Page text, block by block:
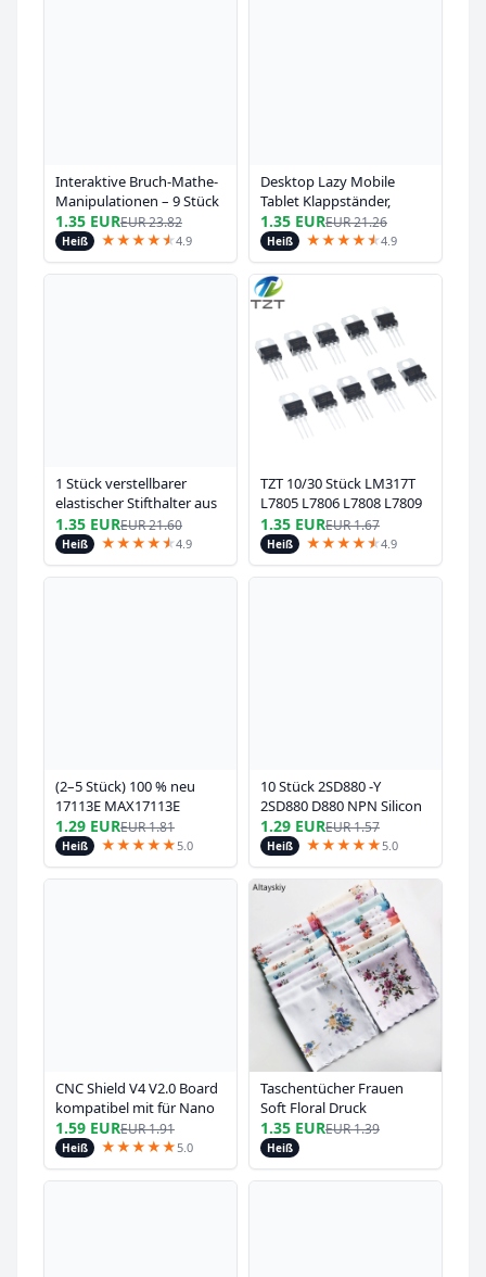
Interaktive Bruch-Mathe-
Manipulationen – 9 Stück
EVA-Score Additions- und
Subtraktionsberechnungsdemo
für Studenten STEM-
Bildung
1.35 EUREUR23.82
Heiß ★★★★★
★4.9
Desktop Lazy Mobile
Tablet Klappständer,
tragbarer und
verstellbarer mobiler
Tablet-Ständer
1.35 EUREUR21.26
Heiß ★★★★★
★4.9
1 Stück verstellbarer
elastischer Stifthalter aus
Leder, Stifttasche für
Planer, Stifthalter für
Notizbuch, Notizbuch-
Stifthalter
1.35 EUREUR21.60
Heiß ★★★★★
★4.9
TZT 10/30 Stück LM317T
L7805 L7806 L7808 L7809
L7910 L7812 L7815 L7818
L7824 L7915 L7805CV
1.35 EUREUR1.67
Heiß ★★★★★
★4.9
(2–5 Stück) 100 % neu
17113E MAX17113E
MAX17113ETL QFN40
1.29 EUREUR1.81
Heiß ★★★★★ 5.0
10 Stück 2SD880 -Y
2SD880 D880 NPN Silicon
Power
1.29 EUREUR1.57
Heiß ★★★★★ 5.0
CNC Shield V4 V2.0 Board
kompatibel mit für Nano
1.59 EUREUR1.91
Heiß ★★★★★ 5.0
Taschentücher Frauen
Soft Floral Druck
Baumwolle Elegante
Klassische Taschen Platz
Taschentuch Frauen
Nationalen Stil Einfache
1.35 EUREUR1.39
Heiß